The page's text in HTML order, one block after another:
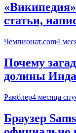
статьи,
Чемпионат.com4
Почему
долины
Рамблер4 месяца
Браузер